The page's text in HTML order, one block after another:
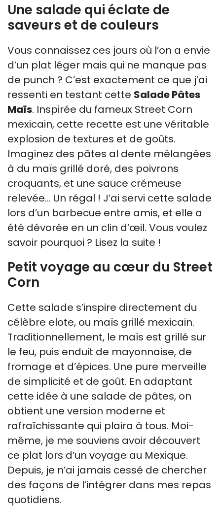
Une salade qui éclate de
saveurs et de couleurs
Vous connaissez ces jours où l’on a envie
d’un plat léger mais qui ne manque pas
de punch ? C’est exactement ce que j’ai
ressenti en testant cette Salade Pâtes
Maïs. Inspirée du fameux Street Corn
mexicain, cette recette est une véritable
explosion de textures et de goûts.
Imaginez des pâtes al dente mélangées
à du maïs grillé doré, des poivrons
croquants, et une sauce crémeuse
relevée… Un régal ! J’ai servi cette salade
lors d’un barbecue entre amis, et elle a
été dévorée en un clin d’œil. Vous voulez
savoir pourquoi ? Lisez la suite !
Petit voyage au cœur du Street
Corn
Cette salade s’inspire directement du
célèbre elote, ou maïs grillé mexicain.
Traditionnellement, le maïs est grillé sur
le feu, puis enduit de mayonnaise, de
fromage et d’épices. Une pure merveille
de simplicité et de goût. En adaptant
cette idée à une salade de pâtes, on
obtient une version moderne et
rafraîchissante qui plaira à tous. Moi-
même, je me souviens avoir découvert
ce plat lors d’un voyage au Mexique.
Depuis, je n’ai jamais cessé de chercher
des façons de l’intégrer dans mes repas
quotidiens.